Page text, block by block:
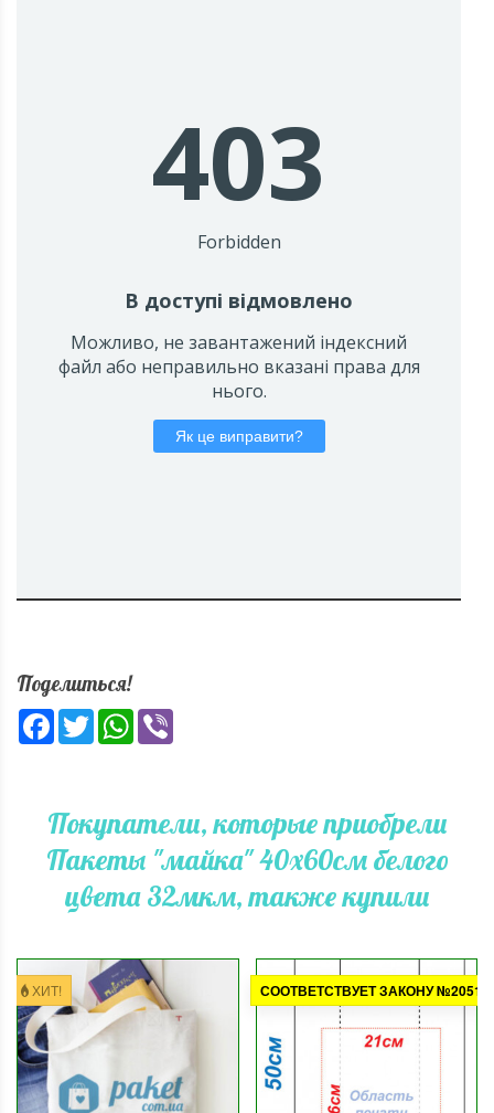
Поделиться!
Facebook
TwitterWhatsApp
Покупатели, которые приобрели
Пакеты "майка" 40х60см белого
цвета 32мкм, также купили
ХИТ! СООТВЕТСТВУЕТ ЗАКОНУ №2051-1